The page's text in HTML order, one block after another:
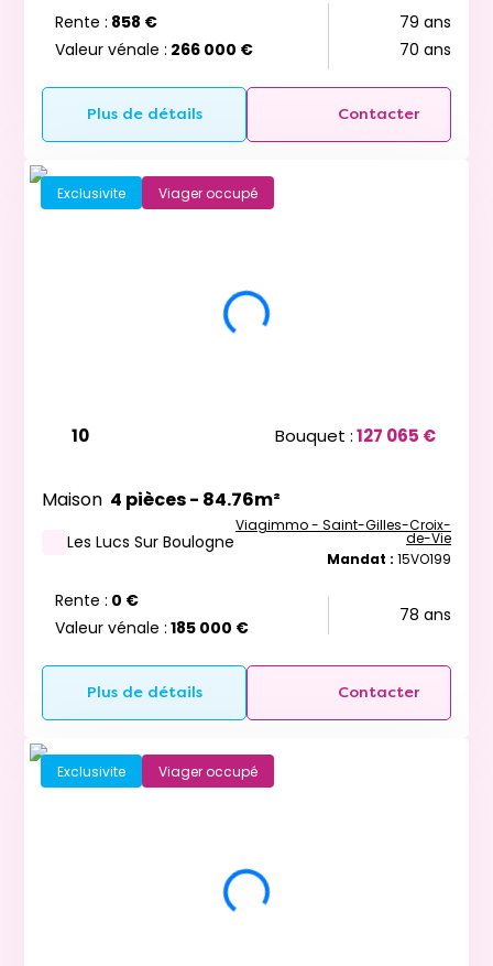
Rente : 858 €
Valeur vénale : 266 000 €
79 ans
70 ans
Plus de détails Contacter
Exclusivite Viager occupé
10 Bouquet :127 065 €
Maison 4 pièces - 84.76m²
Les Lucs Sur Boulogne
Viagimmo - Saint-Gilles-Croix-
de-Vie
Mandat : 15VO199
Rente : 0 €
Valeur vénale : 185 000 €
78 ans
Plus de détails Contacter
Exclusivite Viager occupé